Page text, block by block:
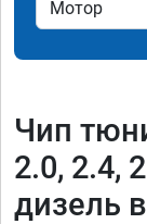
Чип
2.0, 2.4,
дизель